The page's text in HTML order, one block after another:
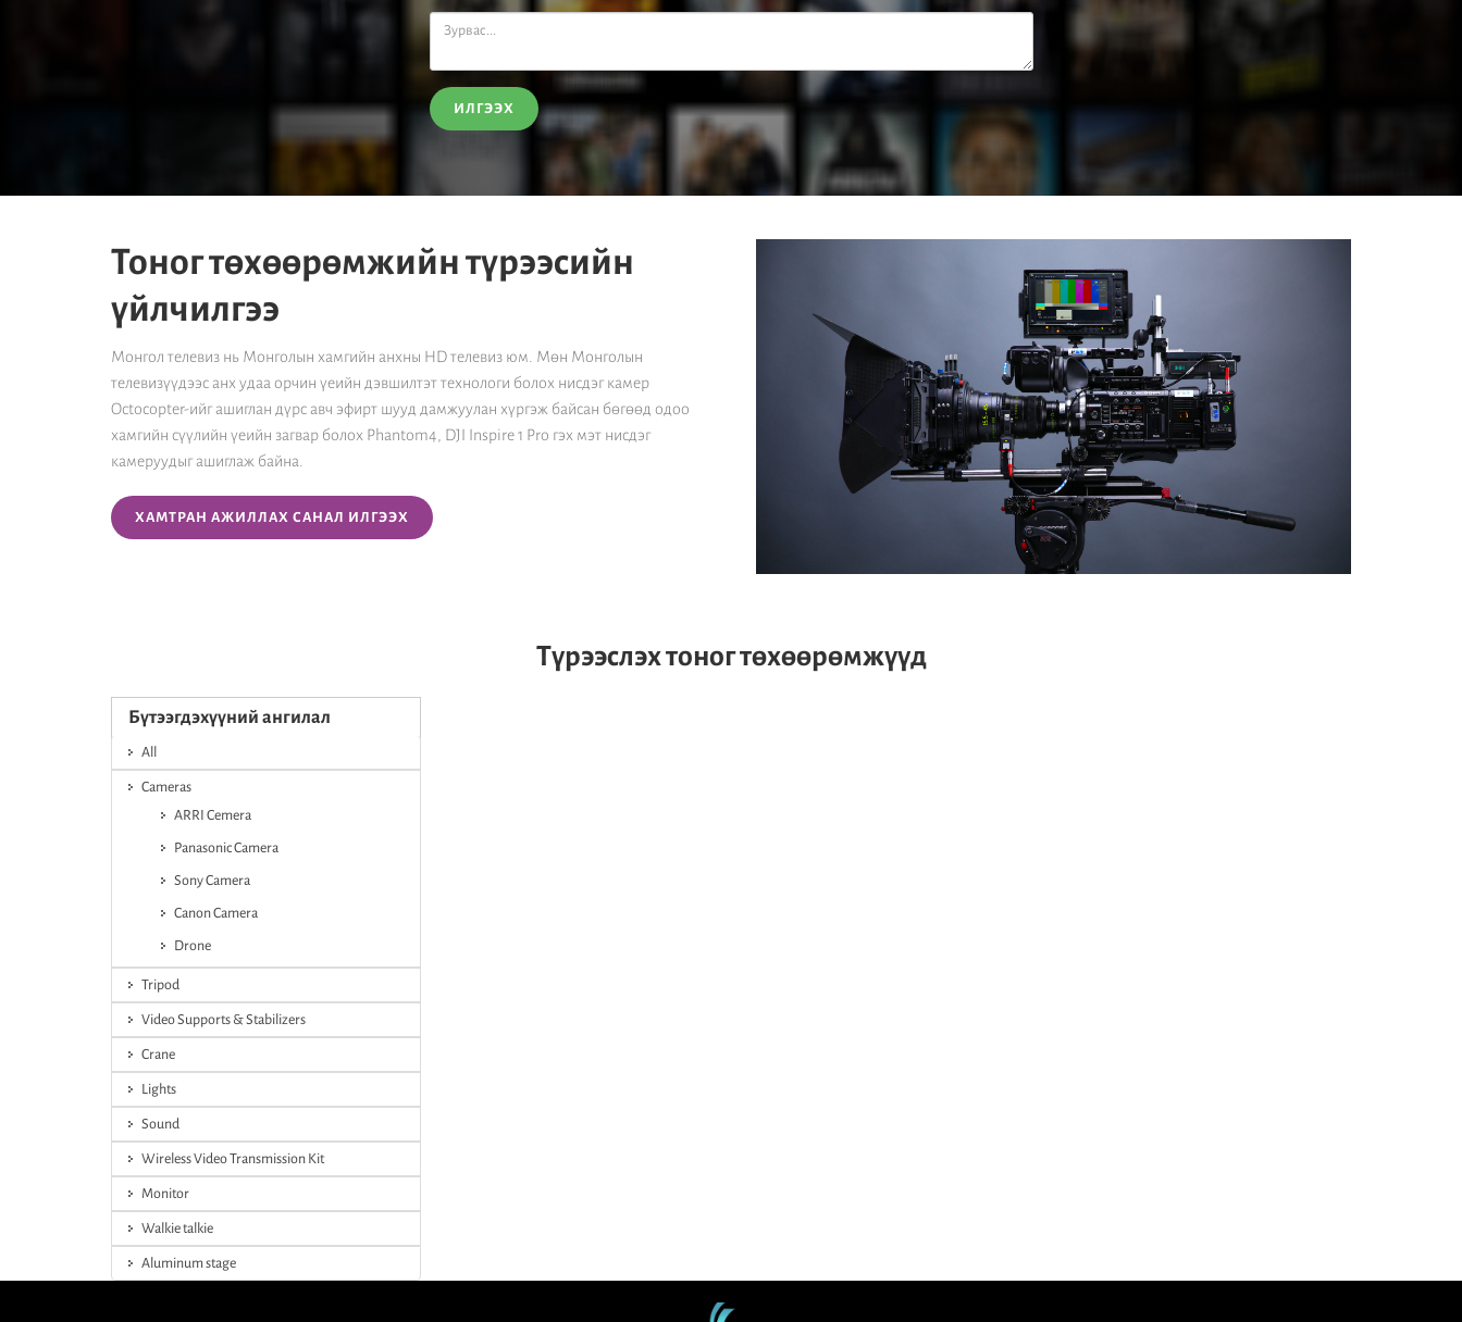
ИЛГЭЭХ
Тоног төхөөрөмжийн түрээсийн
үйлчилгээ
Монгол телевиз нь Монголын хамгийн анхны HD телевиз юм. Мөн Монголын
телевизүүдээс анх удаа орчин үеийн дэвшилтэт технологи болох нисдэг камер
Octocopter-ийг ашиглан дүрс авч эфирт шууд дамжуулан хүргэж байсан бөгөөд одоо
хамгийн сүүлийн үеийн загвар болох Phantom4, DJI Inspire 1 Pro гэх мэт нисдэг
камеруудыг ашиглаж байна.
ХАМТРАН АЖИЛЛАХ САНАЛ ИЛГЭЭХ
Түрээслэх тоног төхөөрөмжүүд
Бүтээгдэхүүний ангилал
All
Cameras
ARRI Cemera
Panasonic Camera
Sony Camera
Canon Camera
Drone
Tripod
Video Supports & Stabilizers
Crane
Lights
Sound
Wireless Video Transmission Kit
Monitor
Walkie talkie
Aluminum stage